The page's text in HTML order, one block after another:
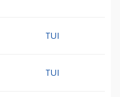
TUI
TUI